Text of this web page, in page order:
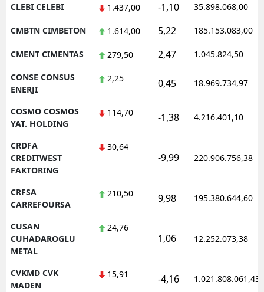
CLEBI CELEBI 1.437,00 -1,10 35.898.068,00
CMBTN CIMBETON 1.614,00 5,22 185.153.083,00
CMENT CIMENTAS 279,50 2,47 1.045.824,50
CONSE CONSUS
ENERJI
2,25 0,45 18.969.734,97
COSMO COSMOS
YAT. HOLDING
114,70 -1,38 4.216.401,10
CRDFA
CREDITWEST
FAKTORING
30,64
-9,99 220.906.756,38
CRFSA
CARREFOURSA
210,50 9,98 195.380.644,60
CUSAN
CUHADAROGLU
METAL
24,76
1,06 12.252.073,38
CVKMD CVK
MADEN
15,91 -4,16 1.021.808.061,43